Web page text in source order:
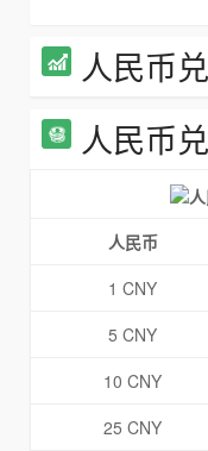
人民币
人民币
人民币
1 CNY
5 CNY
10 CNY
25 CNY